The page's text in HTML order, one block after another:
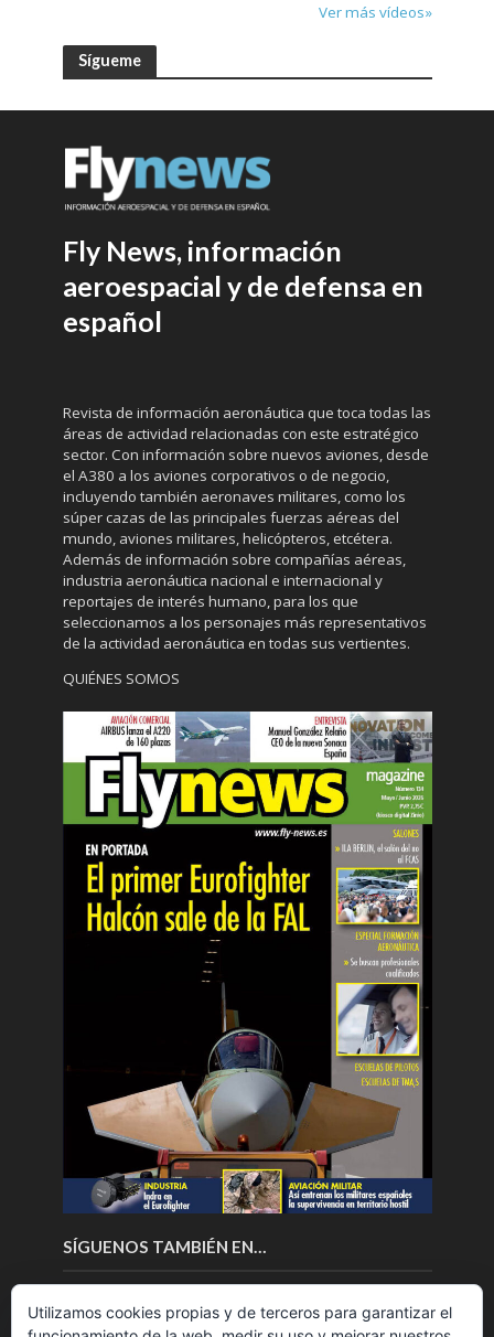
Ver más vídeos»
Sígueme
Fly News, información
aeroespacial y de defensa en
español
Revista de información aeronáutica que toca todas las
áreas de actividad relacionadas con este estratégico
sector. Con información sobre nuevos aviones, desde
el A380 a los aviones corporativos o de negocio,
incluyendo también aeronaves militares, como los
súper cazas de las principales fuerzas aéreas del
mundo, aviones militares, helicópteros, etcétera.
Además de información sobre compañías aéreas,
industria aeronáutica nacional e internacional y
reportajes de interés humano, para los que
seleccionamos a los personajes más representativos
de la actividad aeronáutica en todas sus vertientes.
QUIÉNES SOMOS
SÍGUENOS TAMBIÉN EN…
Utilizamos cookies propias y de terceros para garantizar el